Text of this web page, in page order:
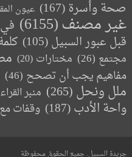
صحة وأسرة(167) عيون
غير مصنف(6155)
قبل عبور السبيل(105)
مجتمع (26) مختارات (20)
مفاهيم يجب أن تصحح (46)
ملل ونحل(265) منبر القراء
واحة الأدب(187) وقفات مع
جريدة السبيل. جميع الحقوق محفوظة